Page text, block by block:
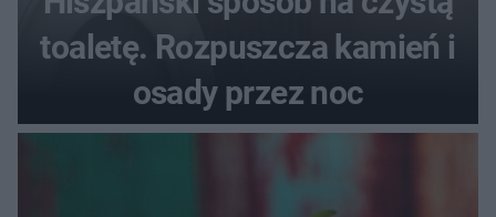
toaletę. Rozpuszcza kamień i
osady przez noc